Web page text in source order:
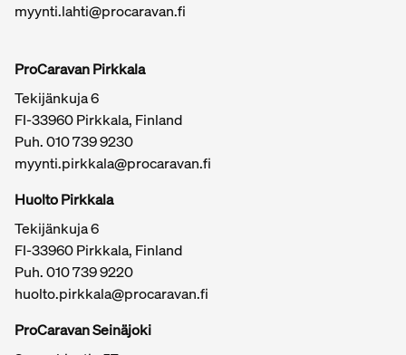
myynti.lahti@procaravan.fi
ProCaravan Pirkkala
Tekijänkuja 6
FI-33960 Pirkkala, Finland
Puh.010 739 9230
myynti.pirkkala@procaravan.fi
Huolto Pirkkala
Tekijänkuja 6
FI-33960 Pirkkala, Finland
Puh.010 739 9220
huolto.pirkkala@procaravan.fi
ProCaravan Seinäjoki